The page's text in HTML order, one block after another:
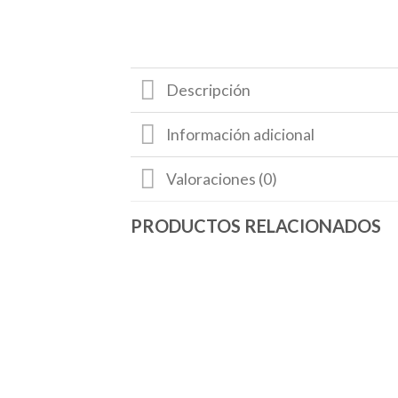
Descripción
Información adicional
Valoraciones (0)